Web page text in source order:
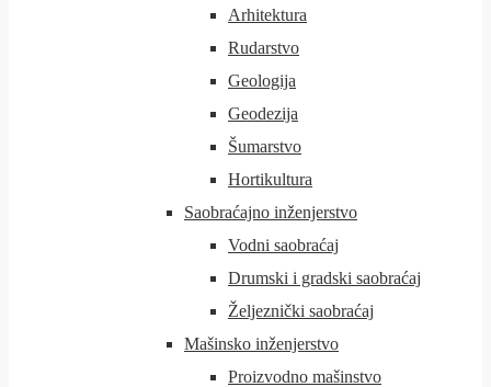
Arhitektura
Rudarstvo
Geologija
Geodezija
Šumarstvo
Hortikultura
Saobraćajno inženjerstvo
Vodni saobraćaj
Drumski i gradski saobraćaj
Željeznički saobraćaj
Mašinsko inženjerstvo
Proizvodno mašinstvo